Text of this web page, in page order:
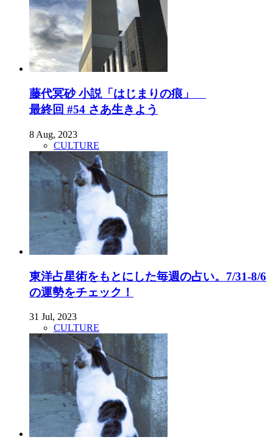
藤代冥砂 小説「はじまりの痕」
最終回 #54 さあ生きよう
8 Aug, 2023
CULTURE
東洋占星術をもとにした毎週の占い。7/31-8/6
の運勢をチェック！
31 Jul, 2023
CULTURE